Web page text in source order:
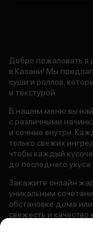
Добро пожаловать в
в Казани! Мы
суши и роллов,
и текстурой.
В нашем меню вы
с различными
и сочные внутри.
только свежих
чтобы каждый
до последнего укуса.
Закажите онлайн
уникальным
обстановке дома
свежесть и